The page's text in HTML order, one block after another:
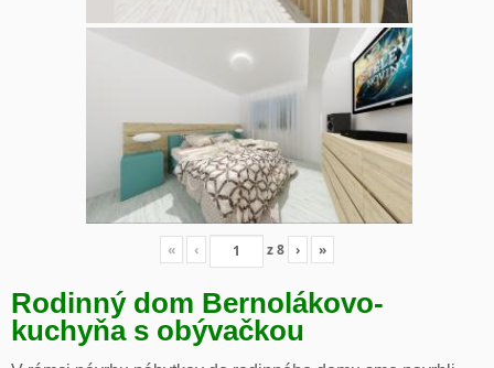
« ‹ z8 › »
Rodinný dom Bernolákovo-
kuchyňa s obývačkou